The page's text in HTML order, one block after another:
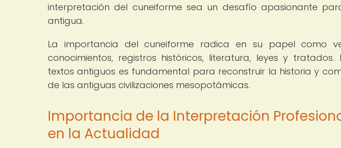
interpretación del cuneiforme sea un desafío apasionante
antigua.
La importancia del cuneiforme radica en su papel como
conocimientos, registros históricos, literatura, leyes y
textos antiguos es fundamental para reconstruir la historia y
de las antiguas civilizaciones mesopotámicas.
Importancia de la Interpretación
en la Actualidad